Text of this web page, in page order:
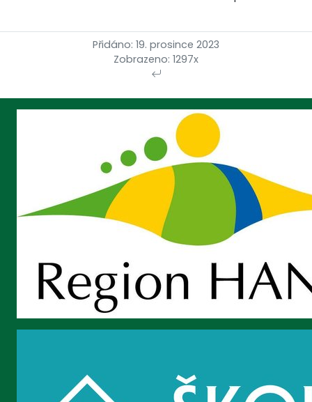
Přidáno: 19. prosince 2023
Zobrazeno: 1297x